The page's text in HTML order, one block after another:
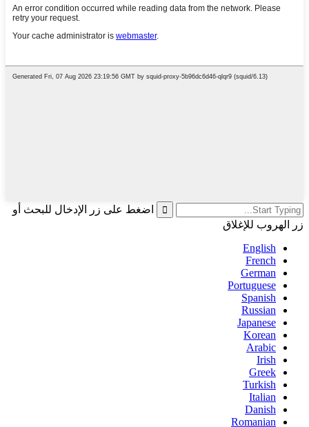
اضغط على زر الإدخال للبحث أو
زر الهروب للإغلاق
English
French
German
Portuguese
Spanish
Russian
Japanese
Korean
Arabic
Irish
Greek
Turkish
Italian
Danish
Romanian